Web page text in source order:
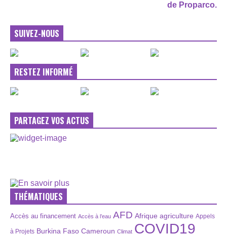
de Proparco.
SUIVEZ-NOUS
RESTEZ INFORMÉ
PARTAGEZ VOS ACTUS
THÉMATIQUES
Accès au financement Accès à l’eau AFD Afrique agriculture Appels
à Projets Burkina Faso Cameroun Climat COVID19